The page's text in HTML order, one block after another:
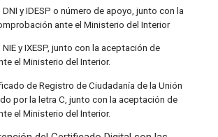
y IDESP o número de apoyo, junto con la
ante el Ministerio del Interior
y IXESP, junto con la aceptación de
el Ministerio del Interior.
de Registro de Ciudadanía de la Unión
por la letra C, junto con la aceptación de
el Ministerio del Interior.